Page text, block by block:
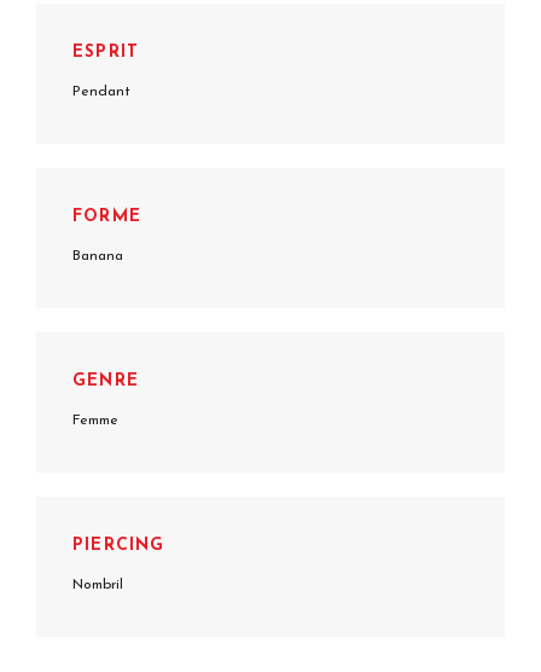
ESPRIT
Pendant
FORME
Banana
GENRE
Femme
PIERCING
Nombril